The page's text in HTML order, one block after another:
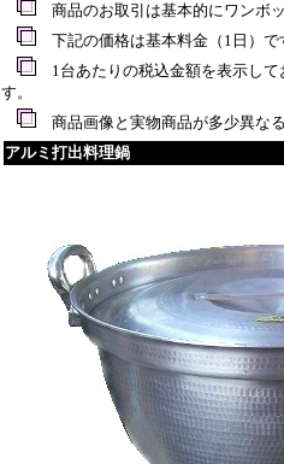
商品のお取引は基本的にワンボ
下記の価格は基本料金（1日）で
1台あたりの税込金額を表示して
す。
商品画像と実物商品が多少異な
アルミ打出料理鍋